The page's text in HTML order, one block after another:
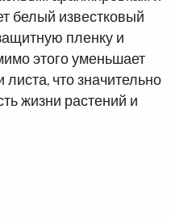
белый известковый
пленку и
этого уменьшает
что значительно
жизни растений и